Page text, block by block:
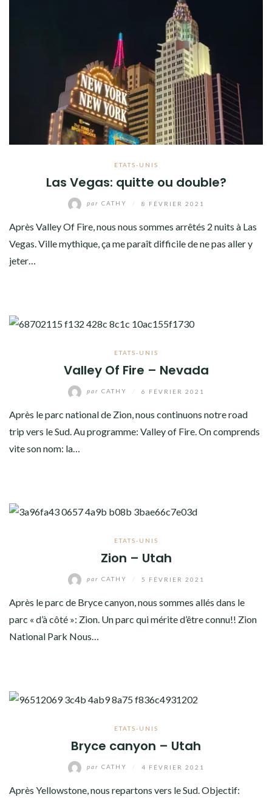
ETATS-UNIS
Las Vegas: quitte ou double?
par CATHY 8 FÉVRIER 2021
Après Valley Of Fire, nous nous sommes arrêtés 2 nuits à Las
Vegas. Ville mythique, ça me paraît difficile de ne pas aller y
jeter…
ETATS-UNIS
Valley Of Fire – Nevada
par CATHY 6 FÉVRIER 2021
Après le parc national de Zion, nous continuons notre road
trip vers le Sud. Au programme: Valley of Fire. On comprends
vite son nom: la…
ETATS-UNIS
Zion – Utah
par CATHY 5 FÉVRIER 2021
Après le parc de Bryce canyon, nous sommes allés dans le
parc « d’à côté »: Zion. Un parc qui mérite d’être connu!! Zion
National Park Nous…
ETATS-UNIS
Bryce canyon – Utah
par CATHY 4 FÉVRIER 2021
Après Yellowstone, nous repartons vers le Sud. Objectif: